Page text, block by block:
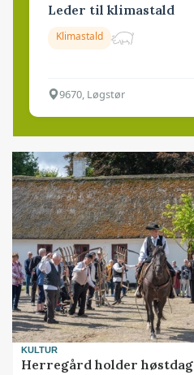
Leder til klimastald
Klimastald
9670, Løgstør
KULTUR
Herregård holder høstdag